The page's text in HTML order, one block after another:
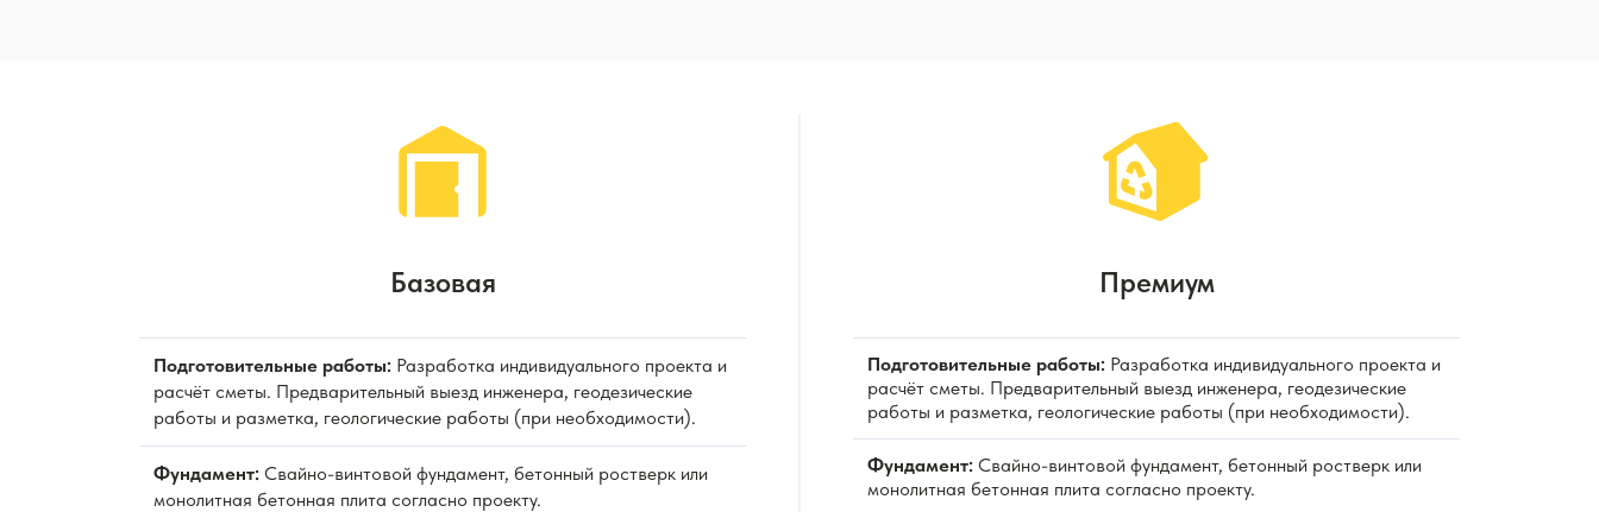
Базовая
Подготовительные работы: Разработка индивидуального проекта и
расчёт сметы. Предварительный выезд инженера, геодезические
работы и разметка, геологические работы (при необходимости).
Фундамент: Свайно-винтовой фундамент, бетонный ростверк или
монолитная бетонная плита согласно проекту.
Премиум
Подготовительные работы: Разработка индивидуального проекта и
расчёт сметы. Предварительный выезд инженера, геодезические
работы и разметка, геологические работы (при необходимости).
Фундамент: Свайно-винтовой фундамент, бетонный ростверк или
монолитная бетонная плита согласно проекту.